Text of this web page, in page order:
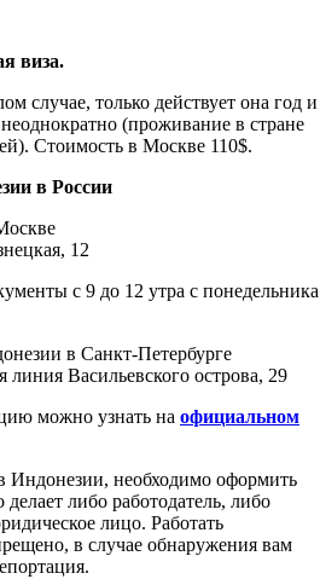
виза.
случае, только действует она год и
(проживание в стране
Стоимость в Москве 110$.
в России
12
с 9 до 12 утра с понедельника
в Санкт-Петербурге
линия Васильевского острова, 29
можно узнать на официальном
Индонезии, необходимо оформить
делает либо работодатель, либо
лицо. Работать
в случае обнаружения вам